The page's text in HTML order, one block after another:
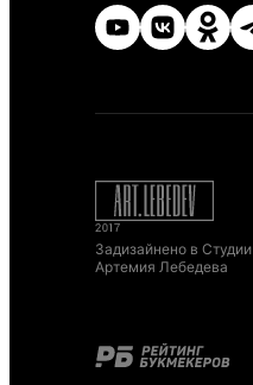
Задизайнено в Студии
Артемия Лебедева